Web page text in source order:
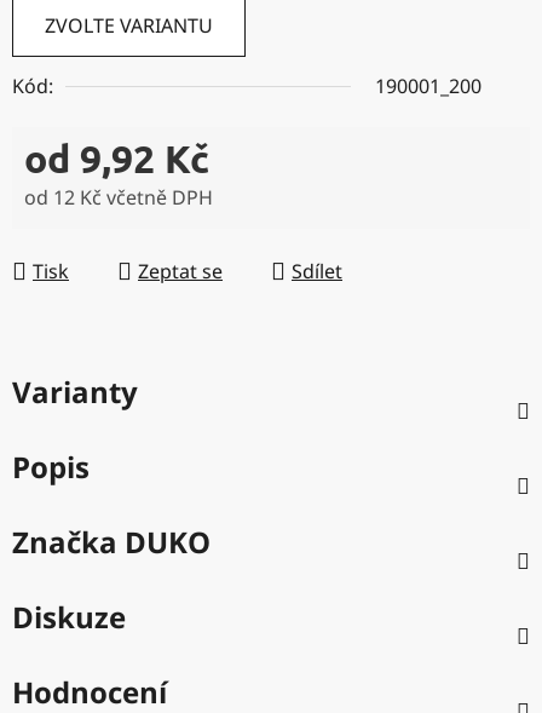
ZVOLTE VARIANTU
Kód: 190001_200
od 9,92 Kč
od 12 Kč včetně DPH
Tisk
Zeptat se Sdílet
Varianty
Popis
Značka DUKO
Diskuze
Hodnocení